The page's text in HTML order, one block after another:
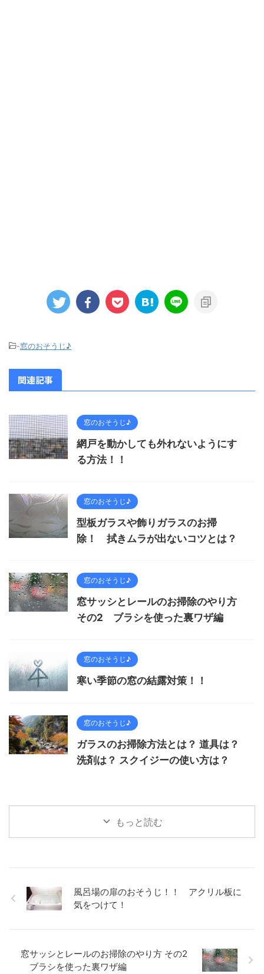
-窓のおそうじ♪
関連記事
窓のおそうじ♪
網戸を動かしても外れないようにす
る方法！！
窓のおそうじ♪
型板ガラスや飾りガラスのお掃
除！ 拭きムラが出ないコツとは？
窓のおそうじ♪
窓サッシとレールのお掃除のやり方
その2 ブラシを使った裏ワザ編
窓のおそうじ♪
寒い季節の窓の結露対策！！
窓のおそうじ♪
ガラスのお掃除方法とは？ 道具は？
洗剤は？ スクイジーの使い方は？
もっと読む
風呂場の扉のおそうじ！！ アクリル板に
気をつけて！
窓サッシとレールのお掃除のやり方 その2
ブラシを使った裏ワザ編